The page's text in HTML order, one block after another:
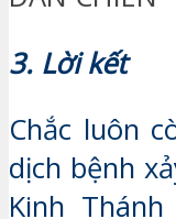
3. Lời kết
Chắc luôn
dịch bệnh
Kinh